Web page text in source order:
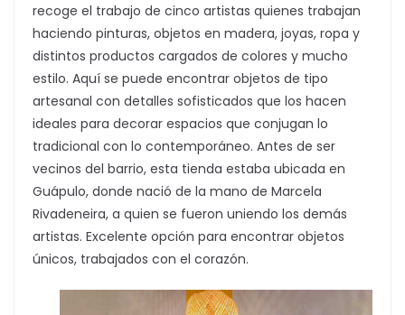
recoge el trabajo de cinco artistas quienes trabajan
haciendo pinturas, objetos en madera, joyas, ropa y
distintos productos cargados de colores y mucho
estilo. Aquí se puede encontrar objetos de tipo
artesanal con detalles sofisticados que los hacen
ideales para decorar espacios que conjugan lo
tradicional con lo contemporáneo. Antes de ser
vecinos del barrio, esta tienda estaba ubicada en
Guápulo, donde nació de la mano de Marcela
Rivadeneira, a quien se fueron uniendo los demás
artistas. Excelente opción para encontrar objetos
únicos, trabajados con el corazón.